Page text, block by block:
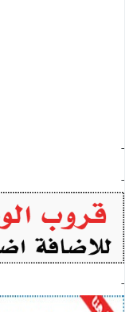
-
-
-